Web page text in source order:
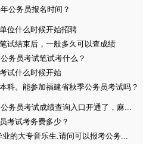
公务员报名时间？
位什么时候开始招聘
试结束后，一般多久可以查成绩
务员考试笔试考什么？
试什么时候开始
科。能参加福建省秋季公务员考试吗？
务员考试成绩查询入口开通了，麻...
考试考务费多少？
的大专音乐生.请问可以报考公务...